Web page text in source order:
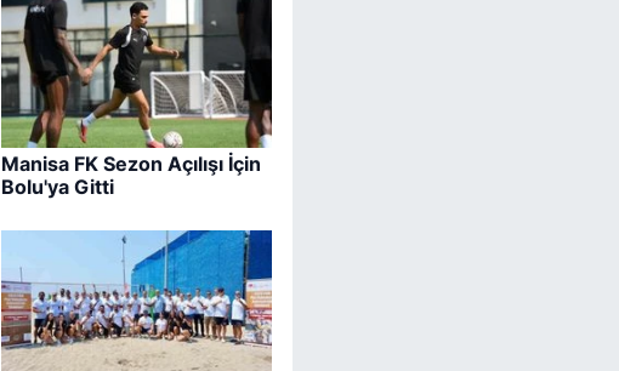
Manisa FK Sezon Açılışı İçin
Bolu'ya Gitti